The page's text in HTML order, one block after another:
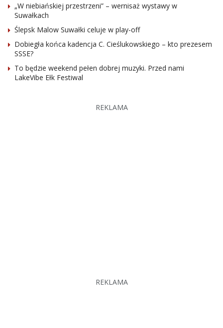
„W niebiańskiej przestrzeni” – wernisaż wystawy w
Suwałkach
Ślepsk Malow Suwałki celuje w play-off
Dobiegła końca kadencja C. Cieślukowskiego – kto prezesem
SSSE?
To będzie weekend pełen dobrej muzyki. Przed nami
LakeVibe Ełk Festiwal
REKLAMA
REKLAMA